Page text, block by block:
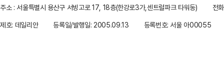
주소 : 서울특별시 용산구 서빙고로 17, 18층(한강로3가,센트럴파크 타워동)
전
제호: 데일리안
등록일/발행일: 2005.09.13 등록번호: 서울 아00055